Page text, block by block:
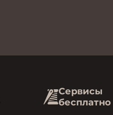
Сервисы
бесплатно